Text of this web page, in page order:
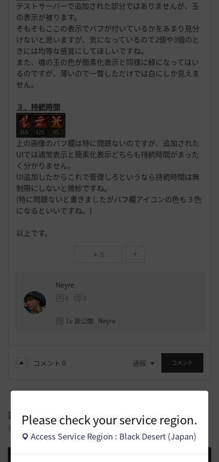
Please check your service region.
Access Service Region : Black Desert (Japan)
テストサーバーで追加された部分ではありませんが、玉
の表示が被ります。
そもそもここの表示でバフが付いているかをあまり見分
けないと思いますが、気になっているので2個や3個のと
きには均等な感覚にしてほしいですね。
また、魂の玉の色が簡素化表示と同様に緑になってはい
るのですが、薄いので一瞥しただけでは白にしか見えま
せん。
３．持続時間
上の画像のバフ欄は特に問題ないのですが、追加された
UIでは通常表示と簡素化表示どちらも持続時間がまった
く分かりません。
UI追加したからこれで管理しろというなら持続時間は無
制限にしないと微妙ですね。
(特に問題ないと書きましたがバフ欄アイコンの色も３色
になるといいですね。)
以上です。
5
Neyre
4 0
Lv 非公開 Neyre
コメント 0 通報 コメント
議論掲示板
黒い砂漠コンテンツについて意見を交わすことができる議論掲示板です。
投稿する